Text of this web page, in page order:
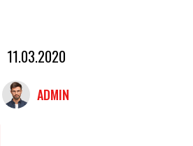
11.03.2020
ADMIN